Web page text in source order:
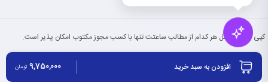
افزودن به سبد خرید 9,750,000 تومان
کپی بخش یا کل هر کدام از مطالب ساعتت تنها با کسب مجوز مکتوب امکان پذیر است.